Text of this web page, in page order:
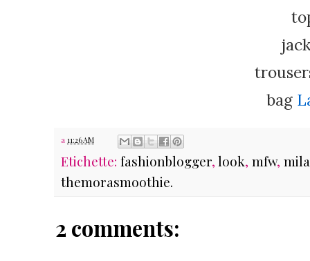
bag
a 11:26 AM
Etichette: fashionblogger, look, mfw,
themorasmoothie.
2 comments: